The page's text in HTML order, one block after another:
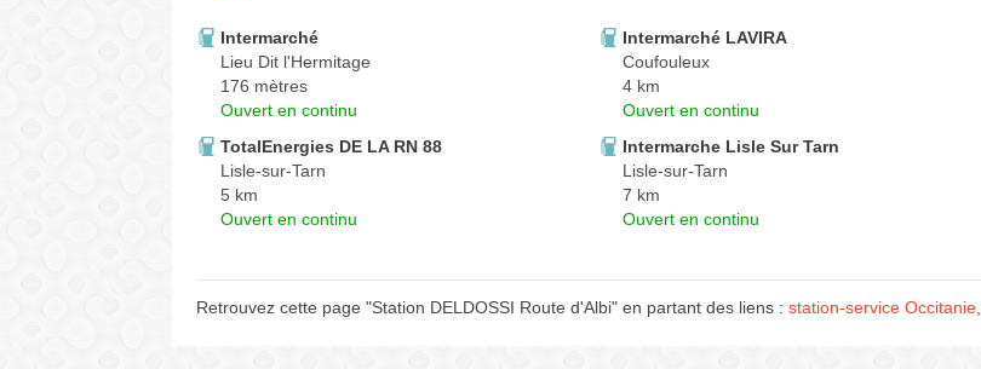
Intermarché
Lieu Dit l'Hermitage
176 mètres
Ouvert en continu
Intermarché LAVIRA
Coufouleux
4 km
Ouvert en continu
TotalEnergies DE LA RN 88
Lisle-sur-Tarn
5 km
Ouvert en continu
Intermarche Lisle Sur Tarn
Lisle-sur-Tarn
7 km
Ouvert en continu
Retrouvez cette page "Station DELDOSSI Route d'Albi" en partant des liens : station-service Occitanie,